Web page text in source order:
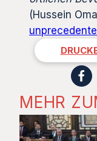
(Hussein
MEHR